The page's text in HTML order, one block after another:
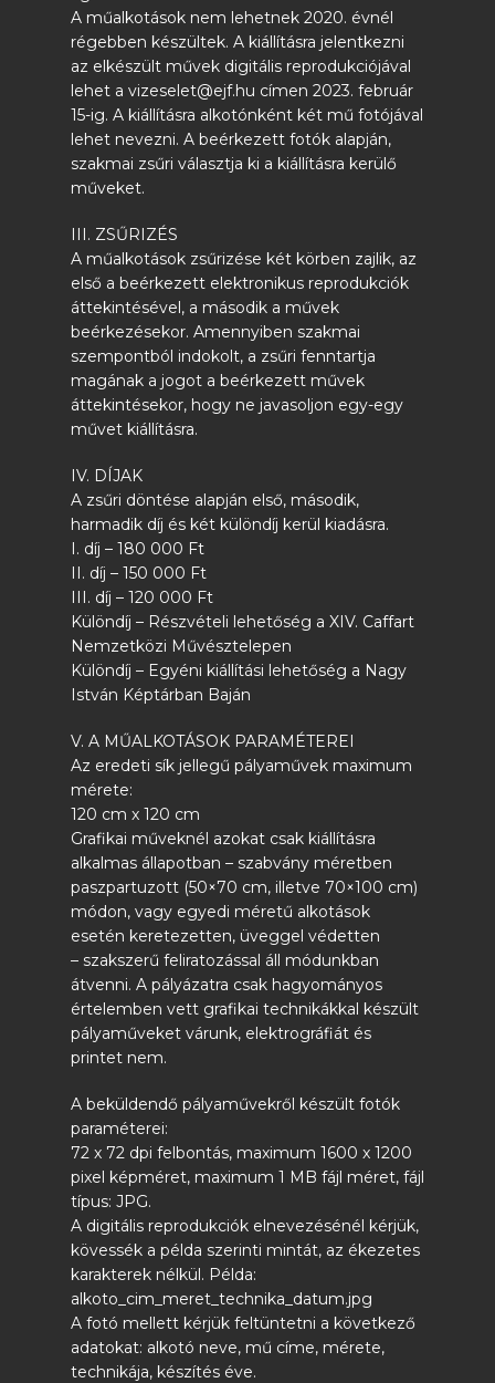
A műalkotások nem lehetnek 2020. évnél
régebben készültek. A kiállításra jelentkezni
az elkészült művek digitális reprodukciójával
lehet a vizeselet@ejf.hu címen 2023. február
15-ig. A kiállításra alkotónként két mű fotójával
lehet nevezni. A beérkezett fotók alapján,
szakmai zsűri választja ki a kiállításra kerülő
műveket.
III. ZSŰRIZÉS
A műalkotások zsűrizése két körben zajlik, az
első a beérkezett elektronikus reprodukciók
áttekintésével, a második a művek
beérkezésekor. Amennyiben szakmai
szempontból indokolt, a zsűri fenntartja
magának a jogot a beérkezett művek
áttekintésekor, hogy ne javasoljon egy-egy
művet kiállításra.
IV. DÍJAK
A zsűri döntése alapján első, második,
harmadik díj és két különdíj kerül kiadásra.
I. díj – 180 000 Ft
II. díj – 150 000 Ft
III. díj – 120 000 Ft
Különdíj – Részvételi lehetőség a XIV. Caffart
Nemzetközi Művésztelepen
Különdíj – Egyéni kiállítási lehetőség a Nagy
István Képtárban Baján
V. A MŰALKOTÁSOK PARAMÉTEREI
Az eredeti sík jellegű pályaművek maximum
mérete:
120 cm x 120 cm
Grafikai műveknél azokat csak kiállításra
alkalmas állapotban – szabvány méretben
paszpartuzott (50×70 cm, illetve 70×100 cm)
módon, vagy egyedi méretű alkotások
esetén keretezetten, üveggel védetten
– szakszerű feliratozással áll módunkban
átvenni. A pályázatra csak hagyományos
értelemben vett grafikai technikákkal készült
pályaműveket várunk, elektrográfiát és
printet nem.
A beküldendő pályaművekről készült fotók
paraméterei:
72 x 72 dpi felbontás, maximum 1600 x 1200
pixel képméret, maximum 1 MB fájl méret, fájl
típus: JPG.
A digitális reprodukciók elnevezésénél kérjük,
kövessék a példa szerinti mintát, az ékezetes
karakterek nélkül. Példa:
alkoto_cim_meret_technika_datum.jpg
A fotó mellett kérjük feltüntetni a következő
adatokat: alkotó neve, mű címe, mérete,
technikája, készítés éve.